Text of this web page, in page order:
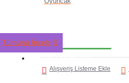
Tümünü İncele
TÜM ÜRÜNLER
Alışveriş Listeme Ekle